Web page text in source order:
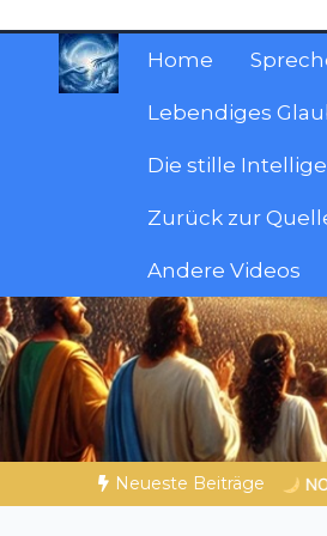
springen
Home
Lebendiges
Die stille
Zurück zur
Andere Videos
Christliche
Materialien, die
Neueste Beiträge
WACH? | 07.08.2026 | Ein neuer